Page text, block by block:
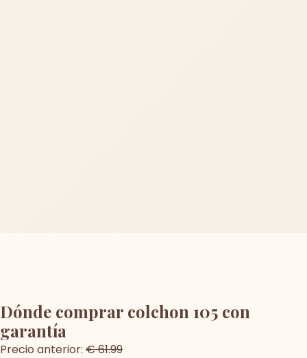
Dónde comprar colchon 105 con
garantía
Precio anterior: € 61.99